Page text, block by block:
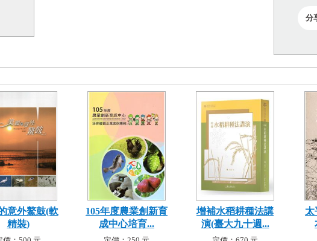
分
意外鰲鼓(軟
精裝)
105年度農業創新育
成中心培育...
增補水稻耕種法講
演(臺大九十週...
太